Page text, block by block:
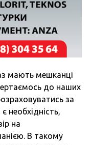
мають мешканці
до наших
за
необхідність,
на
В такому